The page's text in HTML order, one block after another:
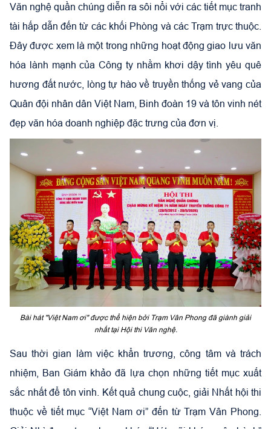
Văn nghệ quần chúng diễn ra sôi nổi với các tiết mục tranh
tài hấp dẫn đến từ các khối Phòng và các Trạm trực thuộc.
Đây được xem là một trong những hoạt động giao lưu văn
hóa lành mạnh của Công ty nhằm khơi dậy tình yêu quê
hương đất nước, lòng tự hào về truyền thống vẻ vang của
Quân đội nhân dân Việt Nam, Binh đoàn 19 và tôn vinh nét
đẹp văn hóa doanh nghiệp đặc trưng của đơn vị.
Bài hát "Việt Nam ơi" được thể hiện bởi Trạm Vân Phong đã giành giải
nhất tại Hội thi Văn nghệ.
Sau thời gian làm việc khẩn trương, công tâm và trách
nhiệm, Ban Giám khảo đã lựa chọn những tiết mục xuất
sắc nhất để tôn vinh. Kết quả chung cuộc, giải Nhất hội thi
thuộc về tiết mục “Việt Nam ơi” đến từ Trạm Vân Phong.